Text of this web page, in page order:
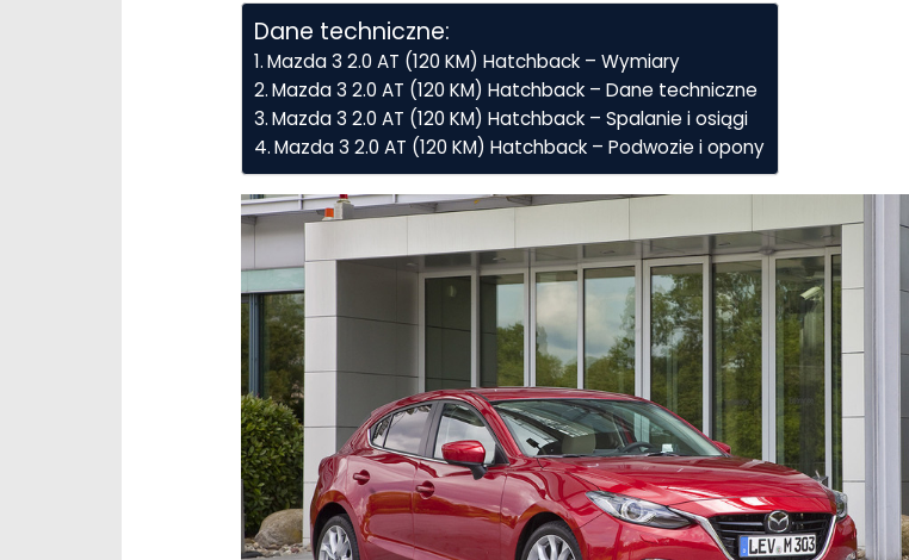
Dane techniczne:
Mazda 3 2.0 AT (120 KM) Hatchback – Wymiary
Mazda 3 2.0 AT (120 KM) Hatchback – Dane techniczne
Mazda 3 2.0 AT (120 KM) Hatchback – Spalanie i osiągi
Mazda 3 2.0 AT (120 KM) Hatchback – Podwozie i opony